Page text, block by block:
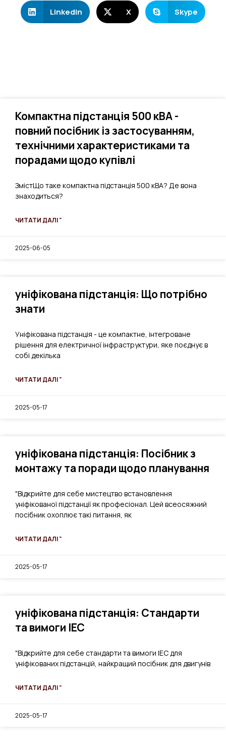
LinkedIn X Skype
Компактна підстанція 500 кВА -
повний посібник із застосуванням,
технічними характеристиками та
порадами щодо купівлі
ЗмістЩо таке компактна підстанція 500 кВА? Де вона
знаходиться?
ЧИТАТИ ДАЛІ "
2025-06-05
уніфікована підстанція: Що потрібно
знати
Уніфікована підстанція - це компактне, інтегроване
рішення для електричної інфраструктури, яке поєднує в
собі декілька
ЧИТАТИ ДАЛІ "
2025-05-17
уніфікована підстанція: Посібник з
монтажу та поради щодо планування
"Відкрийте для себе мистецтво встановлення
уніфікованої підстанції як професіонал. Цей всеосяжний
посібник охоплює такі питання, як
ЧИТАТИ ДАЛІ "
2025-05-17
уніфікована підстанція: Стандарти
та вимоги IEC
"Відкрийте для себе стандарти та вимоги IEC для
уніфікованих підстанцій, найкращий посібник для двигунів
ЧИТАТИ ДАЛІ "
2025-05-17